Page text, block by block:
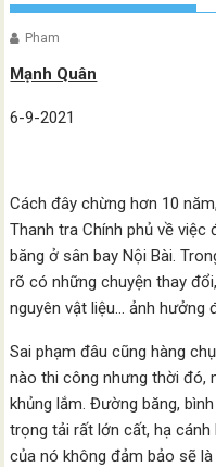
Pham
Mạnh Quân
6-9-2021
Cách đây chừng hơn 10
Thanh tra Chính phủ về
băng ở sân bay Nội Bài.
rõ có những chuyện thay
nguyên vật liệu… ảnh hưởng
Sai phạm đâu cũng hàng
nào thi công nhưng thời đó,
khủng lắm. Đường băng,
trọng tải rất lớn cất, hạ cánh
của nó không đảm bảo sẽ